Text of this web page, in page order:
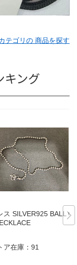
テゴリの 商品を探す
キング
ス SILVER925 BALL C
ア在庫： 91